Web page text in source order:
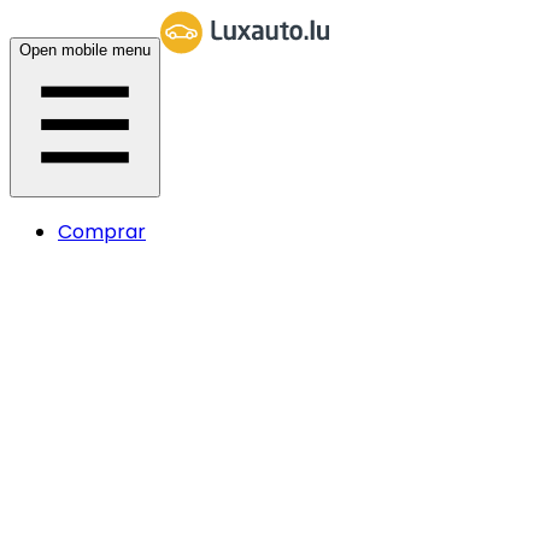
Open mobile menu
Comprar